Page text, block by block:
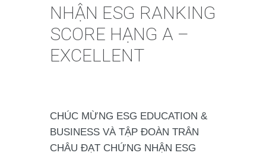
NHẬN ESG RANKING
SCORE HẠNG A –
EXCELLENT
CHÚC MỪNG ESG EDUCATION &
BUSINESS VÀ TẬP ĐOÀN TRÂN
CHÂU ĐẠT CHỨNG NHẬN ESG